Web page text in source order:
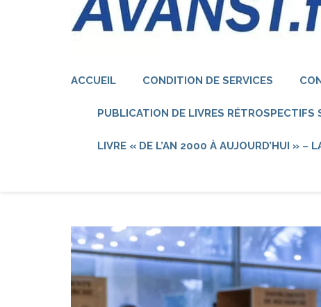
ACCUEIL CONDITION DE SERVICES
PUBLICATION DE LIVRES RÉTROSPECTIFS
LIVRE « DE L’AN 2000 À AUJOURD’HUI » –